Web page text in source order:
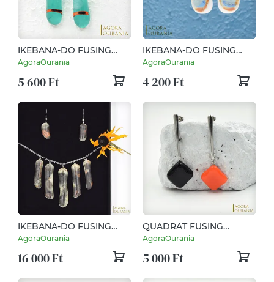
IKEBANA-DO FUSING
ÜVEGÉKSZER NO. 17
AgoraOurania
5 600 Ft
IKEBANA-DO FUSING
ÜVEGÉKSZER NO. 69
AgoraOurania
4 200 Ft
IKEBANA-DO FUSING
ÜVEGÉKSZER NO. 25
AgoraOurania
16 000 Ft
QUADRAT FUSING
ÜVEGÉKSZER NO. 56
AgoraOurania
5 000 Ft